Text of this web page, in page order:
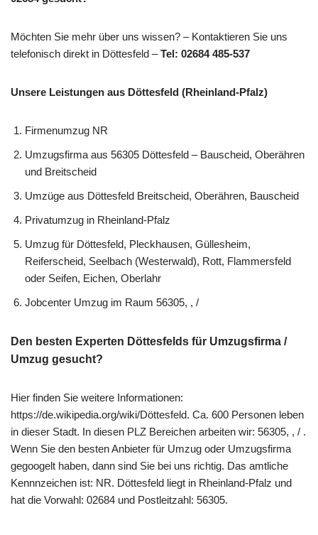
Möchten Sie mehr über uns wissen? – Kontaktieren Sie uns
telefonisch direkt in Döttesfeld –Tel: 02684 485-537
Unsere Leistungen aus Döttesfeld (Rheinland-Pfalz)
Firmenumzug NR
Umzugsfirma aus 56305 Döttesfeld – Bauscheid, Oberähren
und Breitscheid
Umzüge aus Döttesfeld Breitscheid, Oberähren, Bauscheid
Privatumzug in Rheinland-Pfalz
Umzug für Döttesfeld, Pleckhausen, Güllesheim,
Reiferscheid, Seelbach (Westerwald), Rott, Flammersfeld
oder Seifen, Eichen, Oberlahr
Jobcenter Umzug im Raum 56305, , /
Den besten Experten Döttesfelds für Umzugsfirma /
Umzug gesucht?
Hier finden Sie weitere Informationen:
https://de.wikipedia.org/wiki/Döttesfeld. Ca. 600 Personen leben
in dieser Stadt. In diesen PLZ Bereichen arbeiten wir: 56305, , / .
Wenn Sie den besten Anbieter für Umzug oder Umzugsfirma
gegoogelt haben, dann sind Sie bei uns richtig. Das amtliche
Kennnzeichen ist: NR. Döttesfeld liegt in Rheinland-Pfalz und
hat die Vorwahl: 02684 und Postleitzahl: 56305.